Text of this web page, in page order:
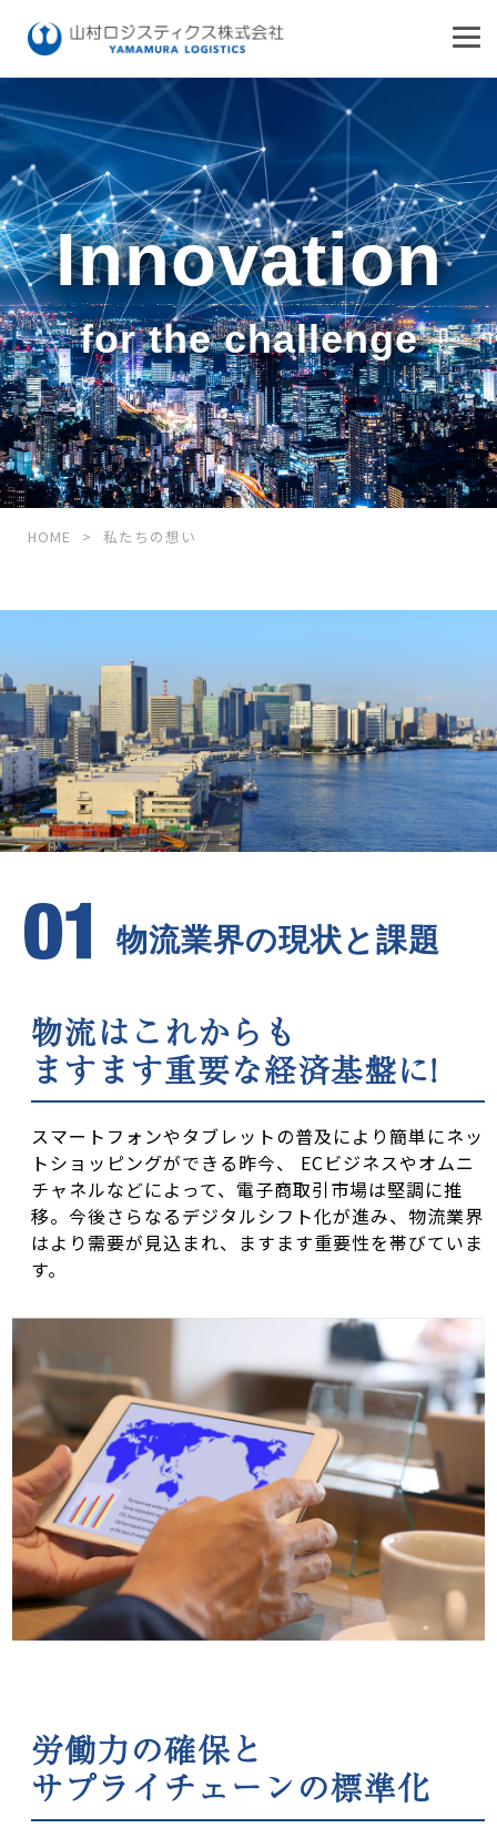
HOME
お知らせ
私たちの想い
会社案内
会社概要
経営理念・ご挨拶
アクセス
事業案内
トータルサービス
輸配送サービス
オペレーションサービス
警備・管財サービス
拠点案内
東日本エリア
関西・東海エリア
九州・沖縄エリア
リクルート
お問い合わせ
Innovation
for the challenge
HOME 私たちの想い
物流業界の現状と課題
物流はこれからも
ますます重要な経済基盤に!
スマートフォンやタブレットの普及により簡単にネッ
トショッピングができる昨今、 ECビジネスやオムニ
チャネルなどによって、電子商取引市場は堅調に推
移。今後さらなるデジタルシフト化が進み、物流業界
はより需要が見込まれ、ますます重要性を帯びていま
す。
労働力の確保と
サプライチェーンの標準化